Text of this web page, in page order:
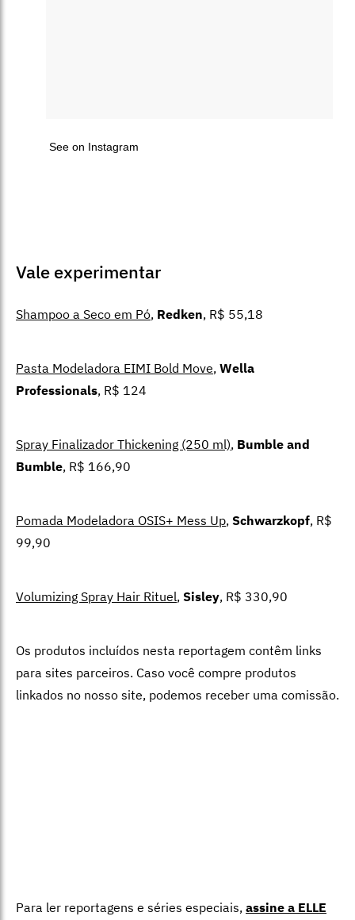
See on Instagram
Vale experimentar
Shampoo a Seco em Pó, Redken, R$ 55,18
Pasta Modeladora EIMI Bold Move, Wella
Professionals, R$ 124
Spray Finalizador Thickening (250 ml), Bumble and
Bumble, R$ 166,90
Pomada Modeladora OSIS+ Mess Up, Schwarzkopf, R$
99,90
Volumizing Spray Hair Rituel, Sisley, R$ 330,90
Os produtos incluídos nesta reportagem contêm links
para sites parceiros. Caso você compre produtos
linkados no nosso site, podemos receber uma comissão.
Para ler reportagens e séries especiais, assine a ELLE